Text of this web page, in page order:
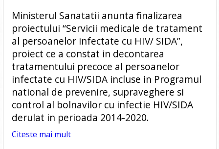
Ministerul Sanatatii anunta finalizarea
proiectului “Servicii medicale de tratament
al persoanelor infectate cu HIV/ SIDA”,
proiect ce a constat in decontarea
tratamentului precoce al persoanelor
infectate cu HIV/SIDA incluse in Programul
national de prevenire, supraveghere si
control al bolnavilor cu infectie HIV/SIDA
derulat in perioada 2014-2020.
Citeste mai mult